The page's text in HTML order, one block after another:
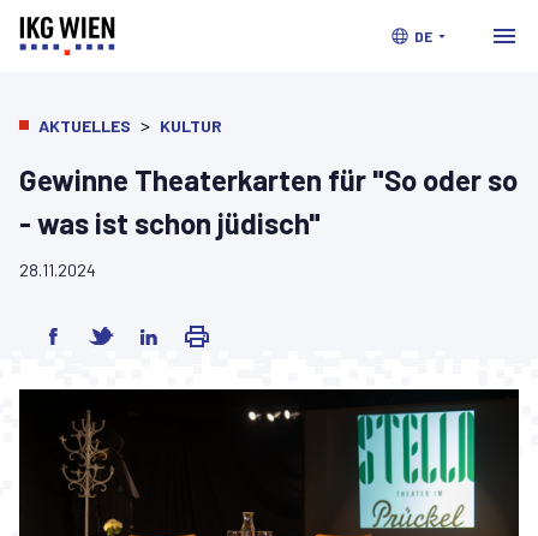
DE
AKTUELLES > KULTUR
Gewinne Theaterkarten für "So oder so
- was ist schon jüdisch"
28.11.2024